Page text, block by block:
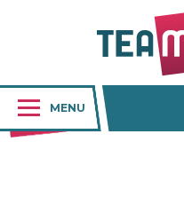
MENU